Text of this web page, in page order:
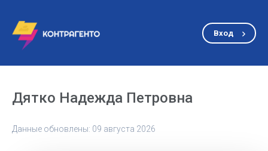
Вход
Дятко Надежда Петровна
Данные обновлены: 09 августа 2026